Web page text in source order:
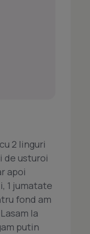
2 linguri
de usturoi
apoi
1 jumatate
fond am
la
putin